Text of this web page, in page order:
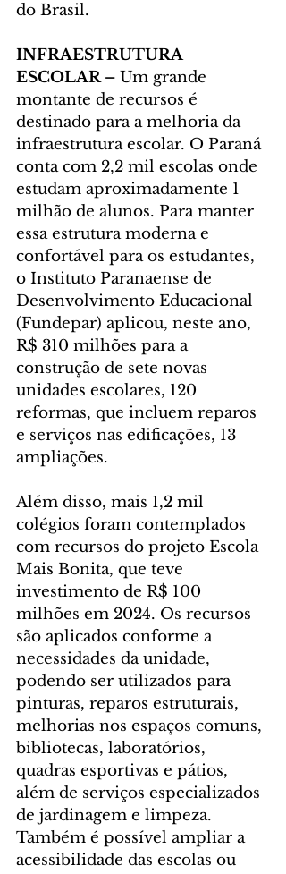
do Brasil.
INFRAESTRUTURA
ESCOLAR – Um grande
montante de recursos é
destinado para a melhoria da
infraestrutura escolar. O Paraná
conta com 2,2 mil escolas onde
estudam aproximadamente 1
milhão de alunos. Para manter
essa estrutura moderna e
confortável para os estudantes,
o Instituto Paranaense de
Desenvolvimento Educacional
(Fundepar) aplicou, neste ano,
R$ 310 milhões para a
construção de sete novas
unidades escolares, 120
reformas, que incluem reparos
e serviços nas edificações, 13
ampliações.
Além disso, mais 1,2 mil
colégios foram contemplados
com recursos do projeto Escola
Mais Bonita, que teve
investimento de R$ 100
milhões em 2024. Os recursos
são aplicados conforme a
necessidades da unidade,
podendo ser utilizados para
pinturas, reparos estruturais,
melhorias nos espaços comuns,
bibliotecas, laboratórios,
quadras esportivas e pátios,
além de serviços especializados
de jardinagem e limpeza.
Também é possível ampliar a
acessibilidade das escolas ou